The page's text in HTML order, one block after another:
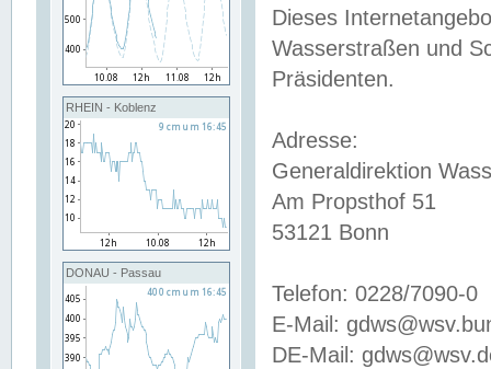
RHEIN - Koblenz
DONAU - Passau
Dieses
Wasserstraßen und
Präsidenten.
Adresse:
Generaldirektion
Am Propsthof 51
53121 Bonn
Telefon: 0228/7090-0
E-Mail:
DE-Mail: